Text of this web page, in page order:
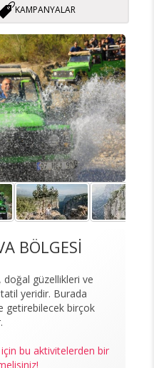
KAMPANYALAR
BÖLGESİ
doğal güzellikleri ve
yeridir. Burada
getirebilecek birçok
bu aktivitelerden bir